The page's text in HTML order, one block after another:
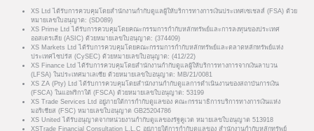
XS Ltd ได้รับการควบคุมโดยสำนักงานกำกับดูแลผู้ให้บริการทางการเงินประเทศเซเชลส์ (FSA) ด้วย
หมายเลขใบอนุญาต: (SD089)
XS Prime Ltd ได้รับการควบคุมโดยคณะกรรมการกำกับหลักทรัพย์และการลงทุนของประเทศ
ออสเตรเลีย (ASIC) ด้วยหมายเลขใบอนุญาต: (374409)
XS Markets Ltd ได้รับการควบคุมโดยคณะกรรมการกำกับหลักทรัพย์และตลาดหลักทรัพย์แห่ง
ประเทศไซปรัส (CySEC) ด้วยหมายเลขใบอนุญาต: (412/22)
XS Finance Ltd ได้รับการควบคุมโดยสำนักงานกำกับดูแลผู้ให้บริการทางการจากเงินลาบวน
(LFSA) ในประเทศมาเลเซีย ด้วยหมายเลขใบอนุญาต: MB/21/0081
XS ZA (Pty) Ltd ได้รับการควบคุมโดยสำนักงานกำกับดูแลการดำเนินงานของสถาบันการเงิน
(FSCA) ในแอฟริกาใต้ (FSCA) ด้วยหมายเลขใบอนุญาต: 53199
XS Trade Services Ltd อยู่ภายใต้การกำกับดูแลของ คณะกรรมาธิการบริการทางการเงินแห่ง
มอริเชียส (FSC) หมายเลขใบอนุญาต GB25204786
XS United ได้รับอนุญาตจากหน่วยงานกำกับดูแลของรัฐคูเวต หมายเลขใบอนุญาต 513918
XSTrade Financial Consultation L.L.C อยู่ภายใต้การกำกับดูแลของ สำนักงานกำกับหลักทรัพย์